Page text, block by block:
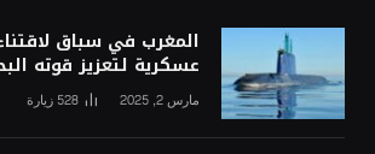
المغرب في سباق
عسكرية لتعزيز قوته
مارس 2, 2025 528 زيارة